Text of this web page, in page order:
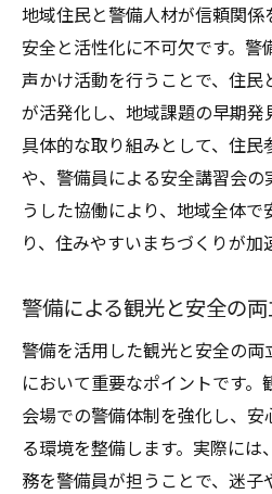
警備マネジメントが
警備による住民と観
地域の特性を活かした警
地域特性を反映した
警備教育で地域資源
警備研修に地域文化
警備人材育成で求め
警備人材の継続的成
警備人材マネジメントが
警備人材マネジメン
警備と共に歩む持続
警備人材が地域未来
地域住民と警備人材が信頼関
安全と活性化に不可欠です。警
声かけ活動を行うことで、住
が活発化し、地域課題の早期発
具体的な取り組みとして、住
や、警備員による安全講習会の
うした協働により、地域全体
り、住みやすいまちづくりが加
警備による観光と安全の
警備を活用した観光と安全の
において重要なポイントです。
会場での警備体制を強化し、
る環境を整備します。実際に
務を警備員が担うことで、迷